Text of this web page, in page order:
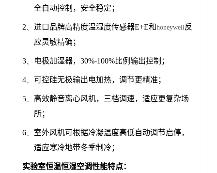
全自动控制，安全稳定；
2、 进口品牌高精度温湿度传感器E+E和honeywell反
应灵敏精确；
3、 电极加湿器， 30%-100%比例输出控制；
4、 可控硅无极输出电加热，调节更精准；
5、 高效静音离心风机，三档调速，适应更复杂场
所；
6、 室外风机可根据冷凝温度高低自动调节启停，
适应寒冷地带冬季制冷；
实验室恒温恒湿空调性能特点：